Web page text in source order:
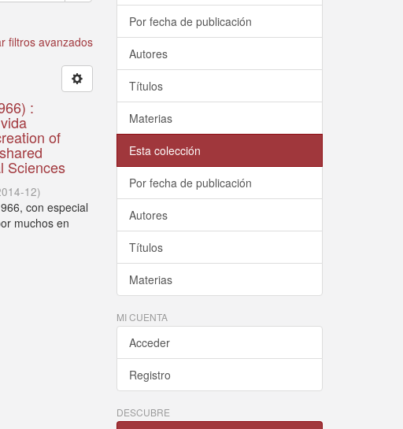
filtros avanzados
:
of
Sciences
12)
con especial
muchos en
Por fecha de publicación
Autores
Títulos
Materias
Esta colección
Por fecha de publicación
Autores
Títulos
Materias
MI CUENTA
Acceder
Registro
DESCUBRE